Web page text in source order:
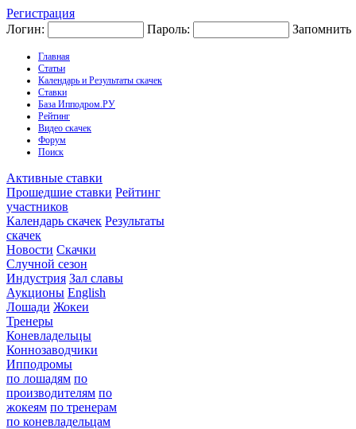
Регистрация
Логин:
Пароль: Запомнить
Главная
Статьи
Календарь и Результаты скачек
Ставки
База Ипподром.РУ
Рейтинг
Видео скачек
Форум
Поиск
Активные ставки
Прошедшие ставки Рейтинг
участников
Календарь скачек Результаты
скачек
Новости Скачки
Случной сезон
Индустрия Зал славы
Аукционы English
Лошади Жокеи
Тренеры
Коневладельцы
Коннозаводчики
Ипподромы
по лошадям по
производителям по
жокеям по тренерам
по коневладельцам